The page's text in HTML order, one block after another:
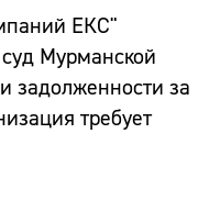
ЕКС"
Мурманской
задолженности за
требует